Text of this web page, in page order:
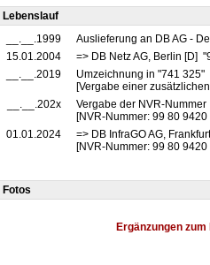
Lebenslauf
__.__.1999
Auslieferung an DB AG -
15.01.2004
=> DB Netz AG, Berlin [D]
__.__.2019
Umzeichnung in "741 325"
[Vergabe einer
__.__.202x
Vergabe der NVR-Nummer
[NVR-Nummer: 99 80
01.01.2024
=> DB InfraGO AG,
[NVR-Nummer: 99 80
Fotos
Ergänzungen